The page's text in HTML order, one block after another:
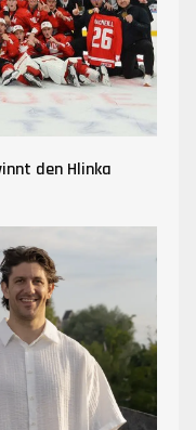
den Hlinka